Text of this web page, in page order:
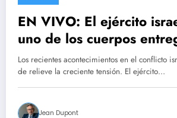
EN VIVO: El ejército
uno de los cuerpos
Hamas no coincide con
mientras que se ha
identidad de los otros
Los recientes acontecimientos en el conflicto
de relieve la creciente tensión. El ejército…
Jean Dupont